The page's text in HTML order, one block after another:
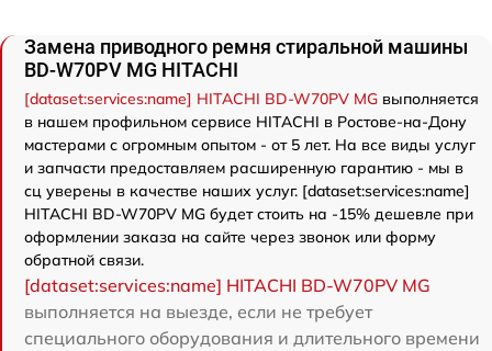
Замена приводного ремня стиральной машины
BD-W70PV MG HITACHI
[dataset:services:name] HITACHI BD-W70PV MG выполняется
в нашем профильном сервисе HITACHI в Ростове-на-Дону
мастерами с огромным опытом - от 5 лет. На все виды услуг
и запчасти предоставляем расширенную гарантию - мы в
сц уверены в качестве наших услуг. [dataset:services:name]
HITACHI BD-W70PV MG будет стоить на -15% дешевле при
оформлении заказа на сайте через звонок или форму
обратной связи.
[dataset:services:name] HITACHI BD-W70PV MG
выполняется на выезде, если не требует
специального оборудования и длительного времени